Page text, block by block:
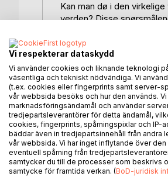
Kan man dø i den
verden? Disse
Ivan Wolf blir plassert i et
Etter endt «utdannelse»
Han kommer tilbake til
I Lappland sitter en
Ved et tilfeldighetens lune
Mareritt og hendelser
mysteriet.
Vi respekterar dataskydd
Vi använder cookies och liknande teknologi
väsentliga och tekniskt nödvändiga. Vi
(t.ex. cookies eller fingerprints samt server-
vår webbsida besöks och hur den används.
marknadsföringsändamål och använder
tredjepartsleverantörer för detta ändamål,
cookies, fingerprints, spårningspixlar och IP-
bäddar även in tredjepartsinnehåll från andra
vår webbsida. Vi har inget inflytande över
eventuell spårning från
samtycker du till de processer som beskrivs
samtycke för framtida verkan. (BoD-juridisk